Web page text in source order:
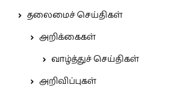
தலைமைச் செய்திகள்
அறிக்கைகள்
வாழ்த்துச் செய்திகள்
அறிவிப்புகள்